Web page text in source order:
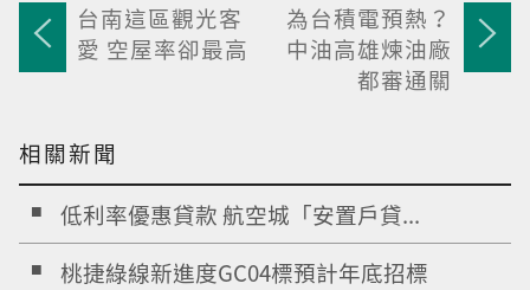
台南這區觀光客
愛 空屋率卻最高
為台積電預熱？
中油高雄煉油廠
都審通關
相關新聞
低利率優惠貸款 航空城「安置戶貸...
桃捷綠線新進度GC04標預計年底招標